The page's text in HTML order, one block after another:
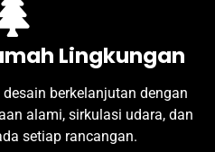
Lingkungan
berkelanjutan dengan
alami, sirkulasi udara, dan
setiap rancangan.